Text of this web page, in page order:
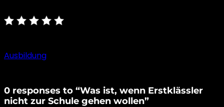
Ausbildung
0 responses to “Was ist, wenn Erstklässler
nicht zur Schule gehen wollen”